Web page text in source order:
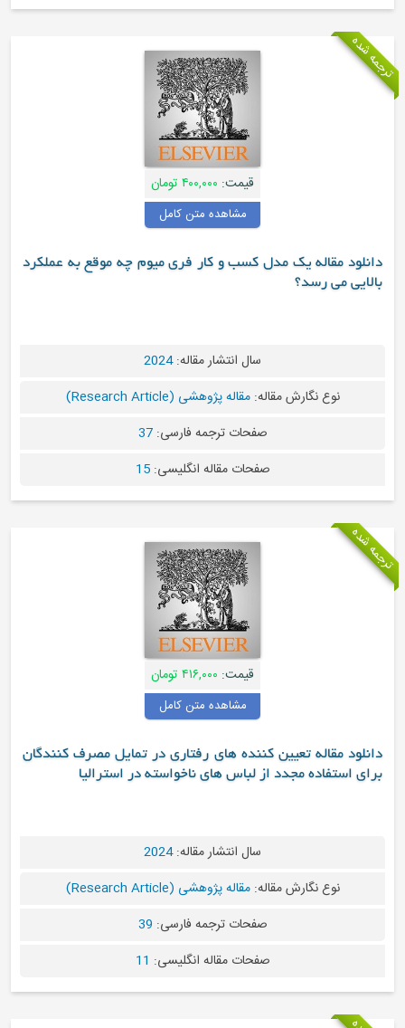
ترجمه شده
قیمت: ۴۰۰,۰۰۰ تومان
مشاهده متن کامل
دانلود مقاله یک مدل کسب و کار فری میوم چه موقع به عملکرد
بالایی می رسد؟
سال انتشار مقاله:2024
نوع نگارش مقاله:مقاله پژوهشی (Research Article)
صفحات ترجمه فارسی:37
صفحات مقاله انگلیسی:15
ترجمه شده
قیمت: ۴۱۶,۰۰۰ تومان
مشاهده متن کامل
دانلود مقاله تعیین کننده های رفتاری در تمایل مصرف کنندگان
برای استفاده مجدد از لباس های ناخواسته در استرالیا
سال انتشار مقاله:2024
نوع نگارش مقاله:مقاله پژوهشی (Research Article)
صفحات ترجمه فارسی: 39
صفحات مقاله انگلیسی: 11